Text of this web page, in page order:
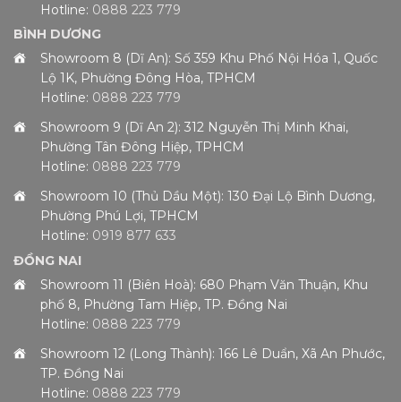
Hotline: 0888 223 779
BÌNH DƯƠNG
Showroom 8 (Dĩ An): Số 359 Khu Phố Nội Hóa 1, Quốc
Lộ 1K, Phường Đông Hòa, TPHCM
Hotline: 0888 223 779
Showroom 9 (Dĩ An 2): 312 Nguyễn Thị Minh Khai,
Phường Tân Đông Hiệp, TPHCM
Hotline: 0888 223 779
Showroom 10 (Thủ Dầu Một): 130 Đại Lộ Bình Dương,
Phường Phú Lợi, TPHCM
Hotline: 0919 877 633
ĐỒNG NAI
Showroom 11 (Biên Hoà): 680 Phạm Văn Thuận, Khu
phố 8, Phường Tam Hiệp, TP. Đồng Nai
Hotline: 0888 223 779
Showroom 12 (Long Thành): 166 Lê Duẩn, Xã An Phước,
TP. Đồng Nai
Hotline: 0888 223 779